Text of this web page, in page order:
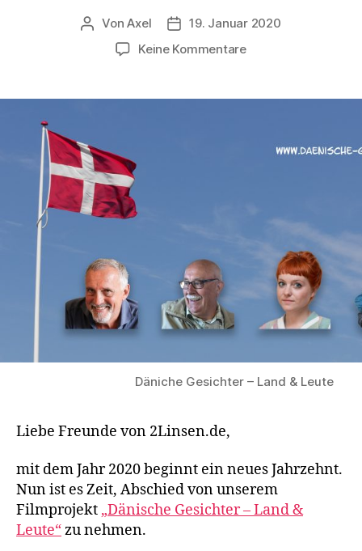
Beitragsautor
VonAxel Veröffentlichungsdatum
19. Januar 2020
Keine Kommentarezu
neuen
Däniche Gesichter – Land & Leute
Liebe Freunde von 2Linsen.de,
mit dem Jahr 2020 beginnt ein neues Jahrzehnt.
Nun ist es Zeit, Abschied von unserem
Filmprojekt „Dänische Gesichter – Land &
Leute“zu nehmen.